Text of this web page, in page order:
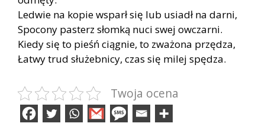
Ledwie na kopie wsparł się lub usiadł na darni,
Spocony pasterz słomką nuci swej owczarni.
Kiedy się to pieśń ciągnie, to zważona przędza,
Łatwy trud służebnicy, czas się milej spędza.
Twoja ocena